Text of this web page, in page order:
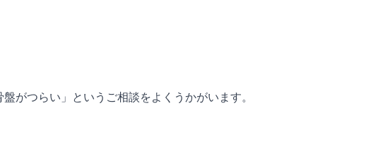
がつらい」というご相談をよくうかがいます。